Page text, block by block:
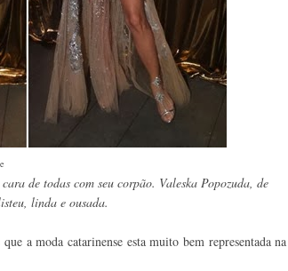
de todas com seu corpão. Valeska Popozuda, de
linda e ousada.
a moda catarinense esta muito bem representada na